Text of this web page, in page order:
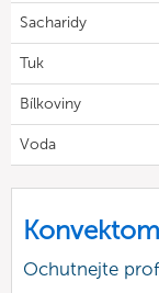
Sacharidy
Tuk
Bílkoviny
Voda
Ochutnejte